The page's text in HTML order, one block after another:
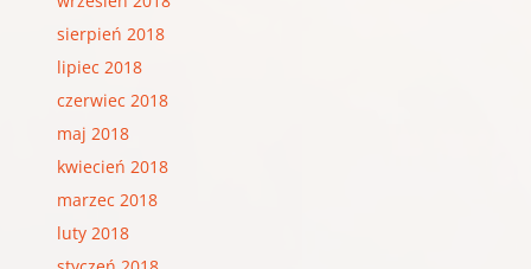
sierpień 2018
lipiec 2018
czerwiec 2018
maj 2018
kwiecień 2018
marzec 2018
luty 2018